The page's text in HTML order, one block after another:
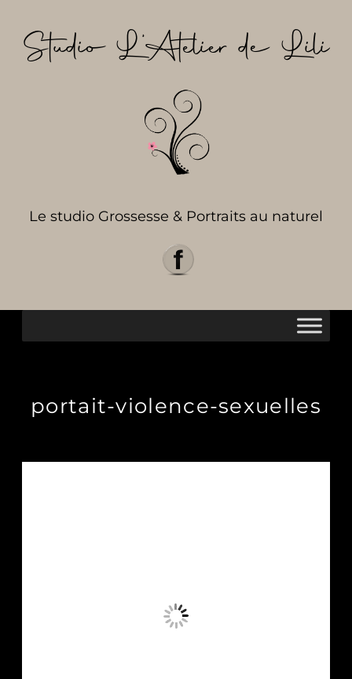
contenu
Studio L’Atelier de Lili
Le studio Grossesse & Portraits au naturel
portait-violence-sexuelles